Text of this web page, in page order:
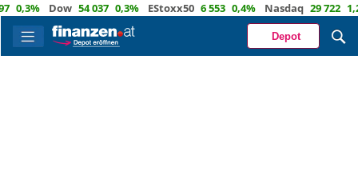
0,3% Dow 54 037 0,3% EStoxx50 6 553 0,4% Nasdaq 29 722
Depot